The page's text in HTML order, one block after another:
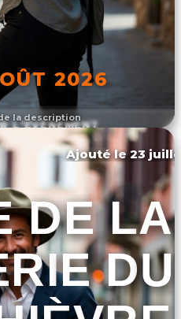
la description
2026
L'ÉVÉNEMENT
Ajouté le 23
DE LA
DU